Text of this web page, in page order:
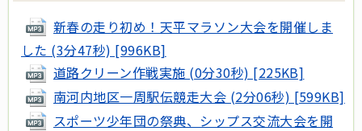
新春の走り初め！天平マラソン大会を開催しま
した (3分47秒) [996KB]
道路クリーン作戦実施 (0分30秒) [225KB]
南河内地区一周駅伝競走大会 (2分06秒) [599KB]
スポーツ少年団の祭典、シップス交流大会を開